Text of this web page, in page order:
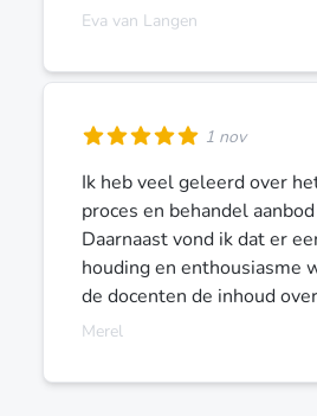
Eva van Langen
1 nov
Ik heb veel geleerd over
proces en behandel
Daarnaast vond ik dat er
houding en enthousiasme
de docenten de inhoud
Merel